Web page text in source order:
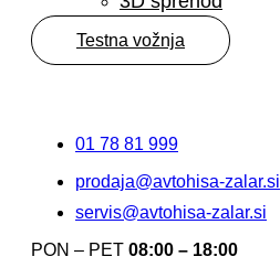
Testna vožnja
01 78 81 999
prodaja@avtohisa-zalar.si
servis@avtohisa-zalar.si
PON – PET 08:00 – 18:00